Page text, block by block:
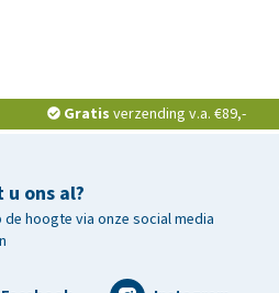
Gratis verzending v.a. €89,-
u ons al?
de hoogte via onze social media